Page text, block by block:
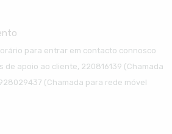
para entrar em contacto connosco
de apoio ao cliente, 220816139 (Chamada
(Chamada para rede móvel